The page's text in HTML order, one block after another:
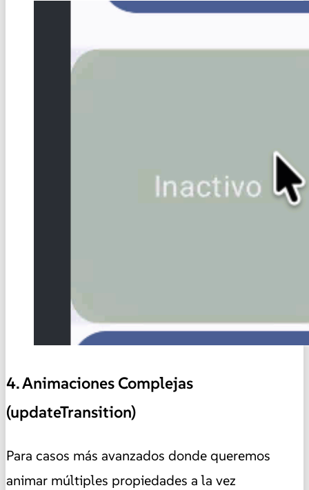
4. Animaciones Complejas
(updateTransition)
Para casos más avanzados donde queremos
animar múltiples propiedades a la vez